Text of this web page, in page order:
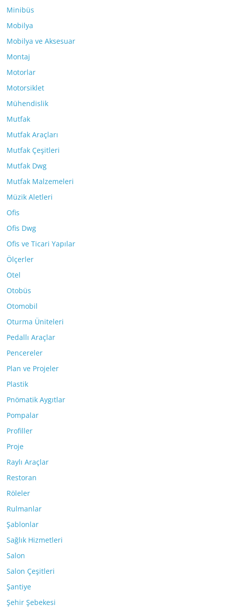
Minibüs
Mobilya
Mobilya ve Aksesuar
Montaj
Motorlar
Motorsiklet
Mühendislik
Mutfak
Mutfak Araçları
Mutfak Çeşitleri
Mutfak Dwg
Mutfak Malzemeleri
Müzik Aletleri
Ofis
Ofis Dwg
Ofis ve Ticari Yapılar
Ölçerler
Otel
Otobüs
Otomobil
Oturma Üniteleri
Pedallı Araçlar
Pencereler
Plan ve Projeler
Plastik
Pnömatik Aygıtlar
Pompalar
Profiller
Proje
Raylı Araçlar
Restoran
Röleler
Rulmanlar
Şablonlar
Sağlık Hizmetleri
Salon
Salon Çeşitleri
Şantiye
Şehir Şebekesi